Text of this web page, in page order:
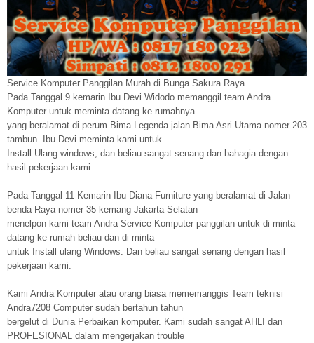
Service Komputer Panggilan Murah di Bunga Sakura Raya
Pada Tanggal 9 kemarin Ibu Devi Widodo memanggil team Andra
Komputer untuk meminta datang ke rumahnya
yang beralamat di perum Bima Legenda jalan Bima Asri Utama nomer 203
tambun. Ibu Devi meminta kami untuk
Install Ulang windows, dan beliau sangat senang dan bahagia dengan
hasil pekerjaan kami.
Pada Tanggal 11 Kemarin Ibu Diana Furniture yang beralamat di Jalan
benda Raya nomer 35 kemang Jakarta Selatan
menelpon kami team Andra Service Komputer panggilan untuk di minta
datang ke rumah beliau dan di minta
untuk Install ulang Windows. Dan beliau sangat senang dengan hasil
pekerjaan kami.
Kami Andra Komputer atau orang biasa mememanggis Team teknisi
Andra7208 Computer sudah bertahun tahun
bergelut di Dunia Perbaikan komputer. Kami sudah sangat AHLI dan
PROFESIONAL dalam mengerjakan trouble